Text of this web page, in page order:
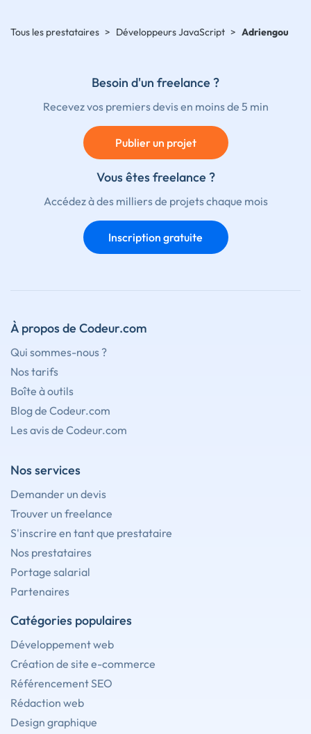
Tous les prestataires > Développeurs JavaScript > Adriengou
Besoin d'un freelance ?
Recevez vos premiers devis en moins de 5 min
Publier un projet
Vous êtes freelance ?
Accédez à des milliers de projets chaque mois
Inscription gratuite
À propos de Codeur.com
Qui sommes-nous ?
Nos tarifs
Boîte à outils
Blog de Codeur.com
Les avis de Codeur.com
Nos services
Demander un devis
Trouver un freelance
S'inscrire en tant que prestataire
Nos prestataires
Portage salarial
Partenaires
Catégories populaires
Développement web
Création de site e-commerce
Référencement SEO
Rédaction web
Design graphique